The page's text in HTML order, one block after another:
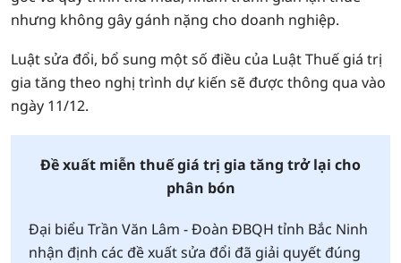
nhưng không gây gánh nặng cho doanh nghiệp.
Luật sửa đổi, bổ sung một số điều của Luật Thuế giá trị
gia tăng theo nghị trình dự kiến sẽ được thông qua vào
ngày 11/12.
Đề xuất miễn thuế giá trị gia tăng trở lại cho
phân bón
Đại biểu Trần Văn Lâm - Đoàn ĐBQH tỉnh Bắc Ninh
nhận định các đề xuất sửa đổi đã giải quyết đúng